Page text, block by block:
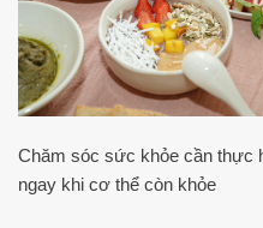
Chăm sóc sức khỏe cần thực
ngay khi cơ thể còn khỏe